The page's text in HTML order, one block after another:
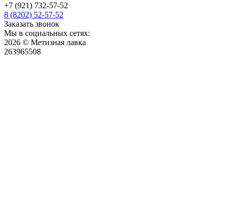
+7 (921) 732-57-52
8 (8202) 52-57-52
Заказать звонок
Мы в социальных сетях:
2026 © Метизная лавка
263965508